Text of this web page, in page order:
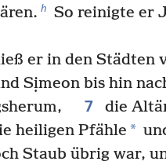
h So reinigte er
er in den Städten
Sịmeon bis hin
7
die
heiligen Pfähle *
Staub übrig war,